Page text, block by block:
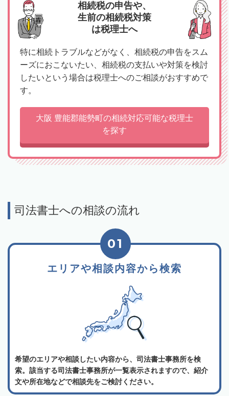
相続税の申告や、
生前の相続税対策
は税理士へ
特に相続トラブルなどがなく、相続税の申告をスム
ーズにおこないたい、相続税の支払いや対策を検討
したいという場合は税理士へのご相談がおすすめで
す。
大阪 豊能郡能勢町の相続対応可能な税理士
を探す
司法書士への相談の流れ
エリアや相談内容から検索
01
希望のエリアや相談したい内容から、司法書士事務所を検
索。該当する司法書士事務所が一覧表示されますので、紹介
文や所在地などで相談先をご検討ください。